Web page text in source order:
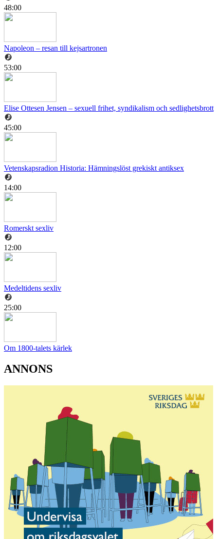
48:00
Napoleon – resan till kejsartronen
53:00
Elise Ottesen Jensen – sexuell frihet, syndikalism och sedlighetsbrott
45:00
Vetenskapsradion Historia: Hämningslöst grekiskt antiksex
14:00
Romerskt sexliv
12:00
Medeltidens sexliv
25:00
Om 1800-talets kärlek
ANNONS